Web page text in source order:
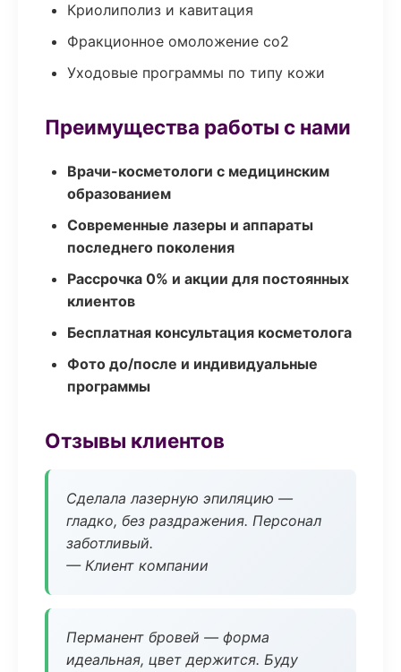
Криолиполиз и кавитация
Фракционное омоложение co2
Уходовые программы по типу кожи
Преимущества работы с нами
Врачи-косметологи с медицинским
образованием
Современные лазеры и аппараты
последнего поколения
Рассрочка 0% и акции для постоянных
клиентов
Бесплатная консультация косметолога
Фото до/после и индивидуальные
программы
Отзывы клиентов
Сделала лазерную эпиляцию —
гладко, без раздражения. Персонал
заботливый.
— Клиент компании
Перманент бровей — форма
идеальная, цвет держится. Буду